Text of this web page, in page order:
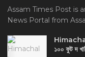
Assam Times Post is
News Portal from
Himachal
১০০ ফুট দ